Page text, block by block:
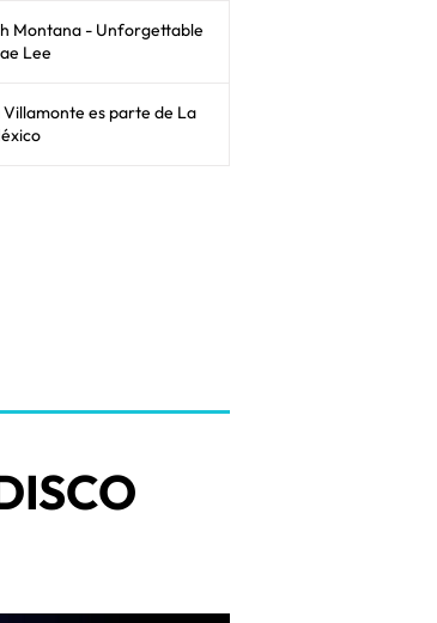
Montana - Unforgettable
Lee
Villamonte es parte de La